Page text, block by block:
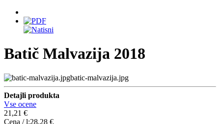
Batič Malvazija 2018
batic-malvazija.jpg
Detajli produkta
Vse ocene
21,21 €
Cena / l:28,28 €